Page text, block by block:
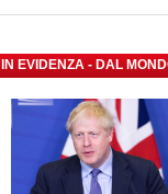
IN EVIDENZA - DAL